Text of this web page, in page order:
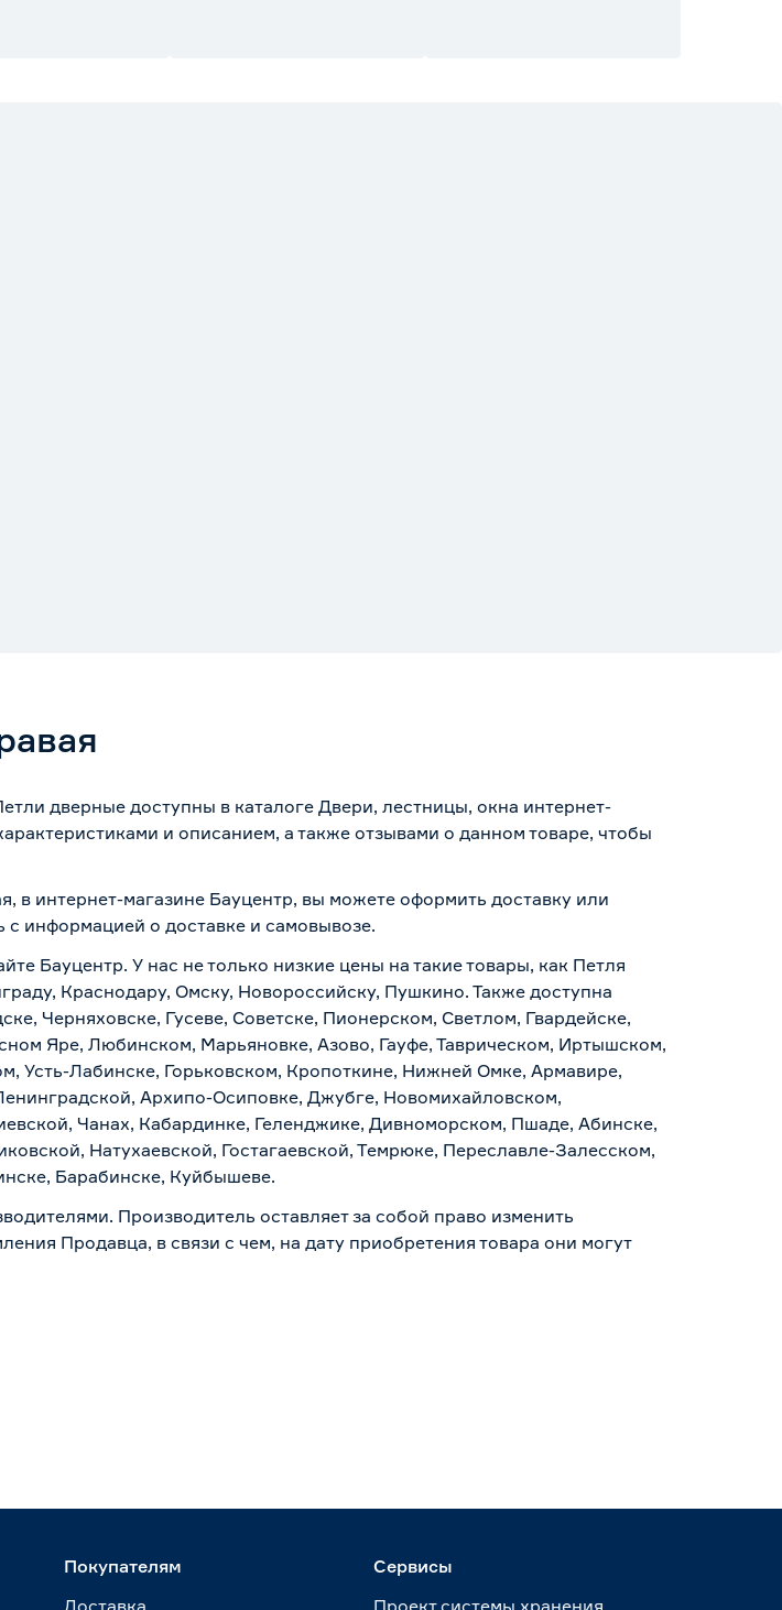
дверные доступны в каталоге Двери, лестницы, окна интернет-
и описанием, а также отзывами о данном товаре, чтобы
в интернет-магазине Бауцентр, вы можете оформить доставку или
с информацией о доставке и самовывозе.
Бауцентр. У нас не только низкие цены на такие товары, как Петля
Краснодару, Омску, Новороссийску, Пушкино. Также доступна
Черняховске, Гусеве, Советске, Пионерском, Светлом, Гвардейске,
Яре, Любинском, Марьяновке, Азово, Гауфе, Таврическом, Иртышском,
Усть-Лабинске, Горьковском, Кропоткине, Нижней Омке, Армавире,
Архипо-Осиповке, Джубге, Новомихайловском,
Чанах, Кабардинке, Геленджике, Дивноморском, Пшаде, Абинске,
Натухаевской, Гостагаевской, Темрюке, Переславле-Залесском,
Барабинске, Куйбышеве.
Производитель оставляет за собой право изменить
Продавца, в связи с чем, на дату приобретения товара они могут
Покупателям
Доставка
Сервисы
Проект системы хранения.